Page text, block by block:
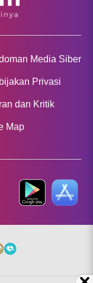
Media Siber
Privasi
dan Kritik
Map